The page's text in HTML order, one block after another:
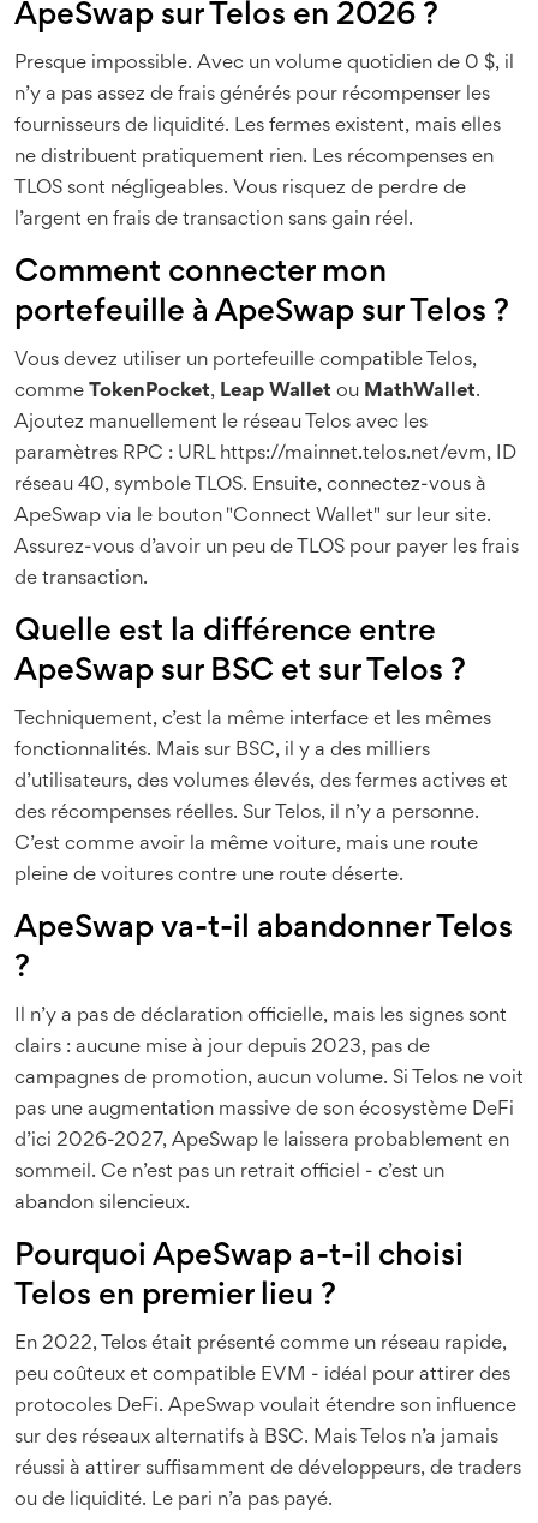
ApeSwap sur Telos en 2026 ?
Presque impossible. Avec un volume quotidien de 0 $, il
n’y a pas assez de frais générés pour récompenser les
fournisseurs de liquidité. Les fermes existent, mais elles
ne distribuent pratiquement rien. Les récompenses en
TLOS sont négligeables. Vous risquez de perdre de
l’argent en frais de transaction sans gain réel.
Comment connecter mon
portefeuille à ApeSwap sur Telos ?
Vous devez utiliser un portefeuille compatible Telos,
comme TokenPocket, Leap Wallet ou MathWallet.
Ajoutez manuellement le réseau Telos avec les
paramètres RPC : URL https://mainnet.telos.net/evm, ID
réseau 40, symbole TLOS. Ensuite, connectez-vous à
ApeSwap via le bouton "Connect Wallet" sur leur site.
Assurez-vous d’avoir un peu de TLOS pour payer les frais
de transaction.
Quelle est la différence entre
ApeSwap sur BSC et sur Telos ?
Techniquement, c’est la même interface et les mêmes
fonctionnalités. Mais sur BSC, il y a des milliers
d’utilisateurs, des volumes élevés, des fermes actives et
des récompenses réelles. Sur Telos, il n’y a personne.
C’est comme avoir la même voiture, mais une route
pleine de voitures contre une route déserte.
ApeSwap va-t-il abandonner Telos
?
Il n’y a pas de déclaration officielle, mais les signes sont
clairs : aucune mise à jour depuis 2023, pas de
campagnes de promotion, aucun volume. Si Telos ne voit
pas une augmentation massive de son écosystème DeFi
d’ici 2026-2027, ApeSwap le laissera probablement en
sommeil. Ce n’est pas un retrait officiel - c’est un
abandon silencieux.
Pourquoi ApeSwap a-t-il choisi
Telos en premier lieu ?
En 2022, Telos était présenté comme un réseau rapide,
peu coûteux et compatible EVM - idéal pour attirer des
protocoles DeFi. ApeSwap voulait étendre son influence
sur des réseaux alternatifs à BSC. Mais Telos n’a jamais
réussi à attirer suffisamment de développeurs, de traders
ou de liquidité. Le pari n’a pas payé.